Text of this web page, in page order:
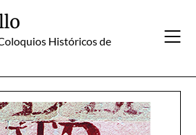
Históricos de